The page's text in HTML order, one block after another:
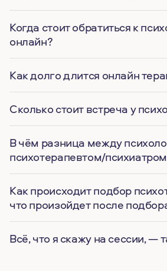
Когда стоит обратиться к
онлайн?
Как долго длится онлайн
Сколько стоит встреча у
В чём разница между
психотерапевтом/
Как происходит подбор
что произойдет после
Всё, что я скажу на сессии, —